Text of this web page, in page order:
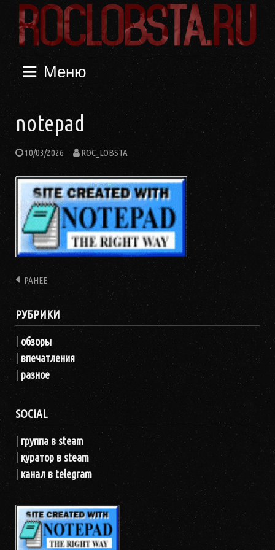
Перейти
содержимому
Меню
notepad
10/03/2026 ROC_LOBSTA
Навигация
РАНЕЕ
РУБРИКИ
|обзоры
впечатления
разное
SOCIAL
группа в steam
куратор в steam
канал в telegram